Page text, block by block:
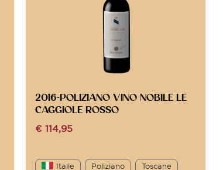
2016-POLIZIANO VINO NOBILE LE
CAGGIOLE ROSSO
€ 114,95
Italie Poliziano Toscane